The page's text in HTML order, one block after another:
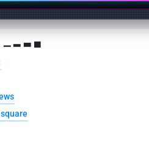
▁ ▂ ▃ ▄